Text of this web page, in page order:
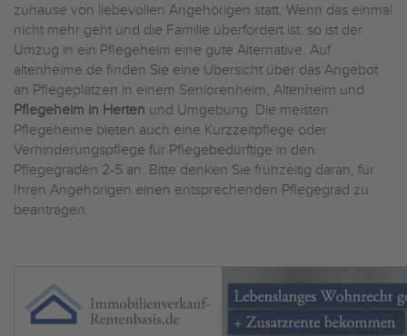
zuhause von liebevollen Angehörigen statt. Wenn das einmal
nicht mehr geht und die Familie überfordert ist, so ist der
Umzug in ein Pflegeheim eine gute Alternative. Auf
altenheime.de finden Sie eine Übersicht über das Angebot
an Pflegeplätzen in einem Seniorenheim, Altenheim und
Pflegeheim in Herten und Umgebung. Die meisten
Pflegeheime bieten auch eine Kurzzeitpflege oder
Verhinderungspflege für Pflegebedürftige in den
Pflegegraden 2-5 an. Bitte denken Sie frühzeitig daran, für
Ihren Angehörigen einen entsprechenden Pflegegrad zu
beantragen.